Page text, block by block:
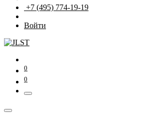
+7 (495) 774-19-19
Войти
0
0